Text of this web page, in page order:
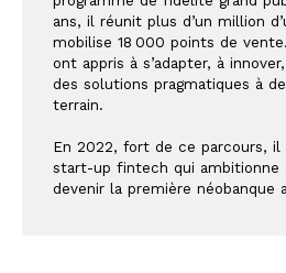
ans, il réunit plus d’un million
mobilise 18 000 points de
ont appris à s’adapter, à
des solutions pragmatiques à
terrain.
En 2022, fort de ce parcours, il
start-up fintech qui ambitionne
devenir la première néobanque